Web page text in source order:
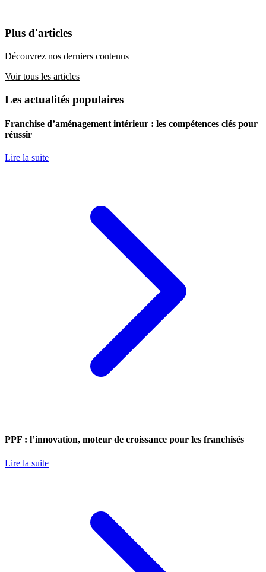
Plus d'articles
Découvrez nos derniers contenus
Voir tous les articles
Les actualités populaires
Franchise d’aménagement intérieur : les compétences clés pour
réussir
Lire la suite
PPF : l’innovation, moteur de croissance pour les franchisés
Lire la suite